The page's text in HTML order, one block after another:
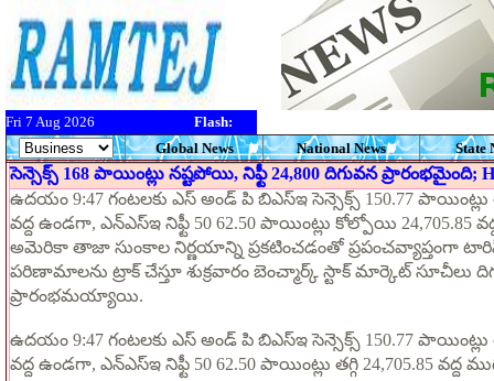
Fri 7 Aug 2026
Flash:
Global News
National News State
సెన్సెక్స్ 168 పాయింట్లు నష్టపోయి, నిఫ్టీ 24,800 దిగువన ప్రారంభమైంది;
ఉదయం 9:47 గంటలకు ఎస్ అండ్ పి బిఎస్ఇ సెన్సెక్స్ 150.77 పాయింట్లు
వద్ద ఉండగా, ఎన్ఎస్ఇ నిఫ్టీ 50 62.50 పాయింట్లు కోల్పోయి 24,705.85
అమెరికా తాజా సుంకాల నిర్ణయాన్ని ప్రకటించడంతో ప్రపంచవ్యాప్తంగా
పరిణామాలను ట్రాక్ చేస్తూ శుక్రవారం బెంచ్మార్క్ స్టాక్ మార్కెట్ సూచీలు
ప్రారంభమయ్యాయి.
ఉదయం 9:47 గంటలకు ఎస్ అండ్ పి బిఎస్ఇ సెన్సెక్స్ 150.77 పాయింట్లు
వద్ద ఉండగా, ఎన్ఎస్ఇ నిఫ్టీ 50 62.50 పాయింట్లు తగ్గి 24,705.85 వద్ద